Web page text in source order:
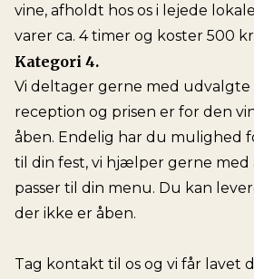
vine, afholdt hos os i lejede
varer ca. 4 timer og koster 500
Kategori 4.
Vi deltager gerne med udvalgte
reception og prisen er for den
åben. Endelig har du mulighed
til din fest, vi hjælper gerne med
passer til din menu. Du kan
der ikke er åben.
Tag kontakt til os og vi får lavet